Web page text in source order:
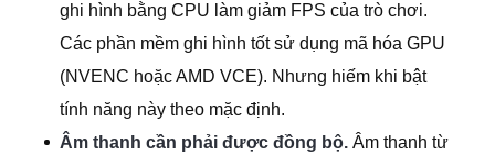
ghi hình bằng CPU làm giảm FPS của trò chơi.
Các phần mềm ghi hình tốt sử dụng mã hóa GPU
(NVENC hoặc AMD VCE). Nhưng hiếm khi bật
tính năng này theo mặc định.
Âm thanh cần phải được đồng bộ. Âm thanh từ